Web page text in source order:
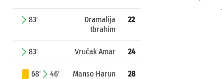
83'
Dramalija
Ibrahim
22
83' Vrućak Amar 24
68' 46' Manso Harun 28